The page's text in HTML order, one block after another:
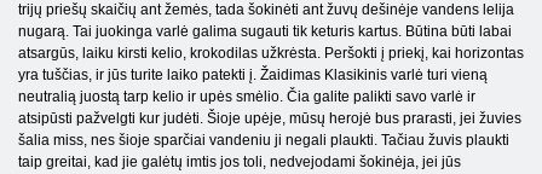
trijų priešų skaičių ant žemės, tada šokinėti ant žuvų dešinėje vandens lelija
nugarą. Tai juokinga varlė galima sugauti tik keturis kartus. Būtina būti labai
atsargūs, laiku kirsti kelio, krokodilas užkrėsta. Peršokti į priekį, kai horizontas
yra tuščias, ir jūs turite laiko patekti į. Žaidimas Klasikinis varlė turi vieną
neutralią juostą tarp kelio ir upės smėlio. Čia galite palikti savo varlė ir
atsipūsti pažvelgti kur judėti. Šioje upėje, mūsų herojė bus prarasti, jei žuvies
šalia miss, nes šioje sparčiai vandeniu ji negali plaukti. Tačiau žuvis plaukti
taip greitai, kad jie galėtų imtis jos toli, nedvejodami šokinėja, jei jūs